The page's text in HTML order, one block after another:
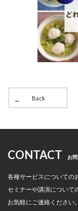
Back
CONTACT お
各種サービスについての
セミナーや講演について
お気軽にご連絡ください。